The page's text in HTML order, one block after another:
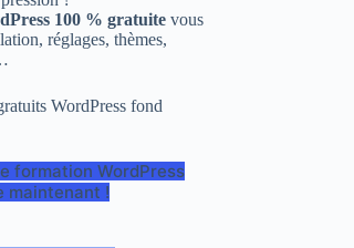
100 % gratuite vous
réglages, thèmes,
formation WordPress
maintenant !